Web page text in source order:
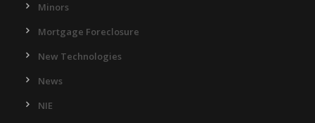
Minors
Mortgage Foreclosure
New Technologies
News
NIE